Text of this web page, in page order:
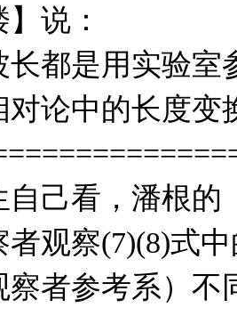
说：
长都是用实验室
对论中的长度变
自己看，潘根的
者观察(7)(8)式
察者参考系）不